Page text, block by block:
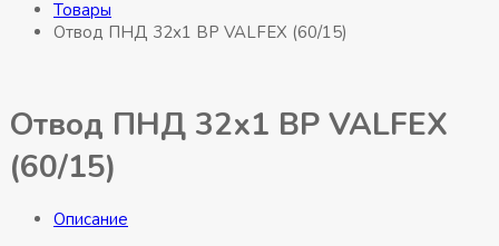
Товары
Отвод ПНД 32х1 ВР VALFEX (60/15)
Отвод ПНД 32х1 ВР VALFEX
(60/15)
Описание